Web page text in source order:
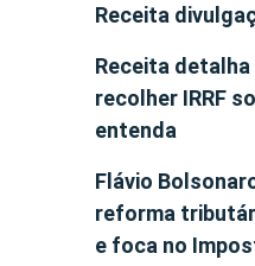
Receita
Receita
recolher IRRF
entenda
Flávio
reforma
e foca no